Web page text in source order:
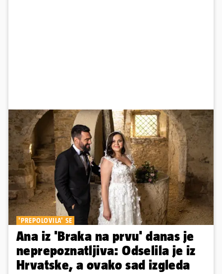
'PREPOLOVILA' SE
Ana iz 'Braka na prvu' danas je
neprepoznatljiva: Odselila je iz
Hrvatske, a ovako sad izgleda